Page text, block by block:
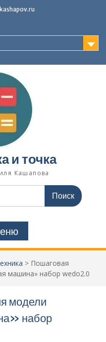
и точка
Кашапова
> Пошаговая
машина» набор wedo2.0
модели
набор